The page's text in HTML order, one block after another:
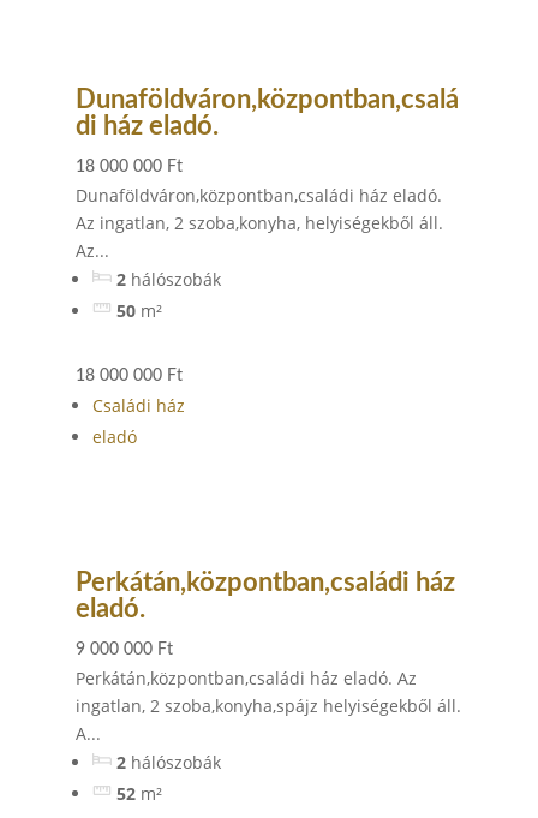
Dunaföldváron,központban,csalá
di ház eladó.
18 000 000 Ft
Dunaföldváron,központban,családi ház eladó.
Az ingatlan, 2 szoba,konyha, helyiségekből áll.
Az...
2 hálószobák
50 m²
18 000 000 Ft
Családi ház
eladó
Perkátán,központban,családi ház
eladó.
9 000 000 Ft
Perkátán,központban,családi ház eladó. Az
ingatlan, 2 szoba,konyha,spájz helyiségekből áll.
A...
2 hálószobák
52 m²